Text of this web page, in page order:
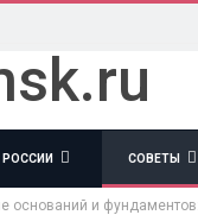
РОССИИ СОВЕТЫ
оснований и